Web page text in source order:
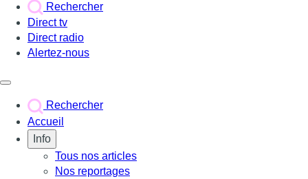
Rechercher
Direct tv
Direct radio
Alertez-nous
Rechercher
Accueil
Info
Tous nos articles
Nos reportages